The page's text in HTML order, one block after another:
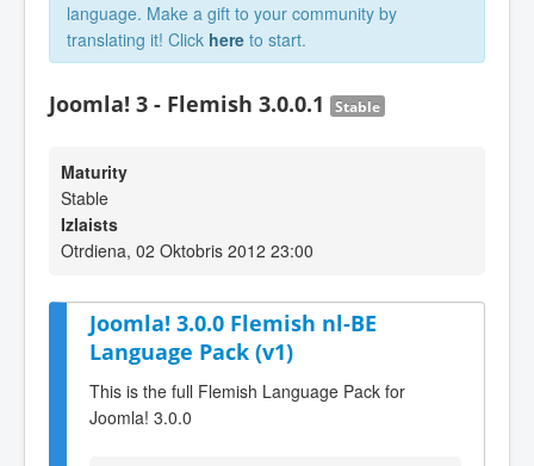
language. Make a gift to your community by
translating it! Click here to start.
Joomla! 3 - Flemish 3.0.0.1 Stable
Maturity
Stable
Izlaists
Otrdiena, 02 Oktobris 2012 23:00
Joomla! 3.0.0 Flemish nl-BE
Language Pack (v1)
This is the full Flemish Language Pack for
Joomla! 3.0.0